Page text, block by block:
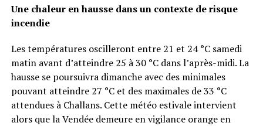
Une chaleur en hausse dans un contexte de risque
incendie
Les températures oscilleront entre 21 et 24 °C samedi
matin avant d’atteindre 25 à 30 °C dans l’après-midi. La
hausse se poursuivra dimanche avec des minimales
pouvant atteindre 27 °C et des maximales de 33 °C
attendues à Challans. Cette météo estivale intervient
alors que la Vendée demeure en vigilance orange en